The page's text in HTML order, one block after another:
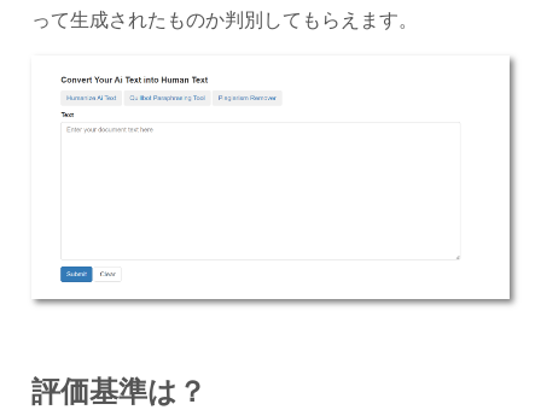
って生成されたものか判別してもらえます。
評価基準は？